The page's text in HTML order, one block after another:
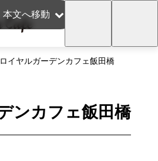
本文へ移動
ロイヤルガーデンカフェ飯田橋
ンカフェ飯田橋